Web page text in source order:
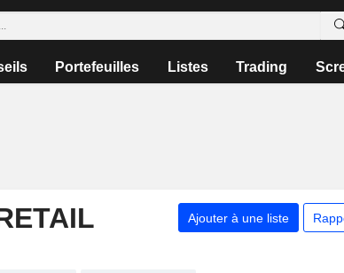
Portefeuilles Listes Trading
Ajouter à une liste